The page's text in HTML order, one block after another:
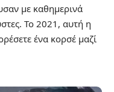
με καθημερινά
Το 2021, αυτή η
ένα κορσέ μαζί